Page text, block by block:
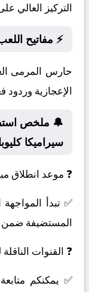
التركيز العالي
⚡ مفاتيح
حارس المرمى
الإعجازية وردود
🔔 ملخص
سيراميكا
❓ موعد انطلاق
✅ تبدأ
المستضيفة ضمن
❓ القنوات
✅ يمكنكم